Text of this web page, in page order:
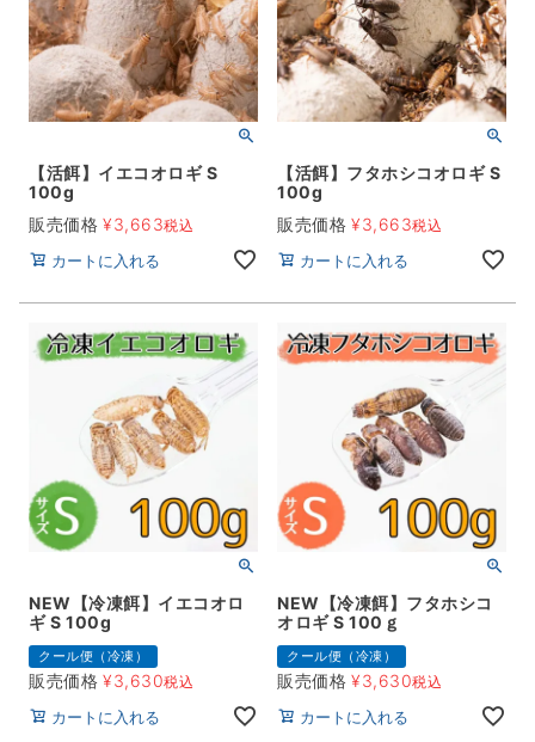
【活餌】イエコオロギ S
100g
販売価格 ¥3,663税込
カートに入れる
【活餌】フタホシコオロギ S
100g
販売価格 ¥3,663税込
カートに入れる
NEW【冷凍餌】イエコオロ
ギ S 100g
クール便（冷凍）
販売価格 ¥3,630税込
カートに入れる
NEW【冷凍餌】フタホシコ
オロギ S 100ｇ
クール便（冷凍）
販売価格 ¥3,630税込
カートに入れる